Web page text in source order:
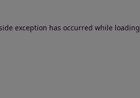
exception has occurred while loading